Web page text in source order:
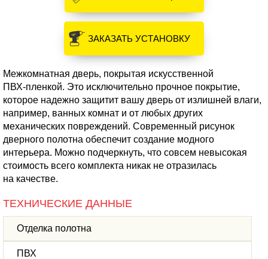
ЗАКАЗАТЬ УСТАНОВКУ
Межкомнатная дверь, покрытая искусственной
ПВХ-пленкой. Это исключительно прочное покрытие,
которое надежно защитит вашу дверь от излишней влаги,
например, ванных комнат и от любых других
механических повреждений. Современный рисунок
дверного полотна обеспечит создание модного
интерьера. Можно подчеркнуть, что совсем невысокая
стоимость всего комплекта никак не отразилась
на качестве.
ТЕХНИЧЕСКИЕ ДАННЫЕ
Отделка полотна
ПВХ